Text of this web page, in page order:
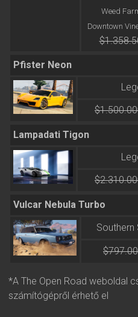
Weed
Downtown
Pfister Neon
Lampadati Tigon
Vulcar Nebula Turbo
Southern
*A The Open Road weboldal
számítógépről érhető el